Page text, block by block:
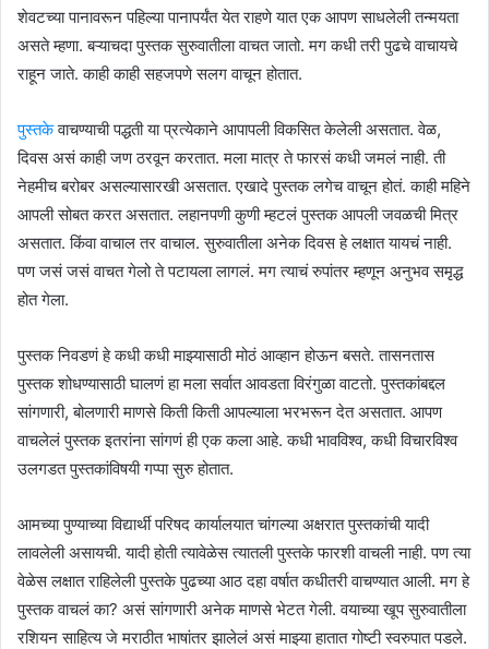
शेवटच्या पानावरून पहिल्या पानापर्यंत येत राहणे यात एक आपण साधलेली तन्मयता
असते म्हणा. बऱ्याचदा पुस्तक सुरुवातीला वाचत जातो. मग कधी तरी पुढचे वाचायचे
राहून जाते. काही काही सहजपणे सलग वाचून होतात.
पुस्तकेवाचण्याची पद्धती या प्रत्येकाने आपापली विकसित केलेली असतात. वेळ,
दिवस असं काही जण ठरवून करतात. मला मात्र ते फारसं कधी जमलं नाही. ती
नेहमीच बरोबर असल्यासारखी असतात. एखादे पुस्तक लगेच वाचून होतं. काही महिने
आपली सोबत करत असतात. लहानपणी कुणी म्हटलं पुस्तक आपली जवळची मित्र
असतात. किंवा वाचाल तर वाचाल. सुरुवातीला अनेक दिवस हे लक्षात यायचं नाही.
पण जसं जसं वाचत गेलो ते पटायला लागलं. मग त्याचं रुपांतर म्हणून अनुभव समृद्ध
होत गेला.
पुस्तक निवडणं हे कधी कधी माझ्यासाठी मोठं आव्हान होऊन बसते. तासनतास
पुस्तक शोधण्यासाठी घालणं हा मला सर्वात आवडता विरंगुळा वाटतो. पुस्तकांबद्दल
सांगणारी, बोलणारी माणसे किती किती आपल्याला भरभरून देत असतात. आपण
वाचलेलं पुस्तक इतरांना सांगणं ही एक कला आहे. कधी भावविश्व, कधी विचारविश्व
उलगडत पुस्तकांविषयी गप्पा सुरु होतात.
आमच्या पुण्याच्या विद्यार्थी परिषद कार्यालयात चांगल्या अक्षरात पुस्तकांची यादी
लावलेली असायची. यादी होती त्यावेळेस त्यातली पुस्तके फारशी वाचली नाही. पण त्या
वेळेस लक्षात राहिलेली पुस्तके पुढच्या आठ दहा वर्षात कधीतरी वाचण्यात आली. मग हे
पुस्तक वाचलं का? असं सांगणारी अनेक माणसे भेटत गेली. वयाच्या खूप सुरुवातीला
रशियन साहित्य जे मराठीत भाषांतर झालेलं असं माझ्या हातात गोष्टी स्वरुपात पडले.